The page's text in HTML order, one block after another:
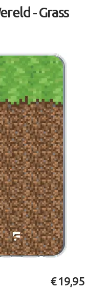
- Grass
€ 19,95